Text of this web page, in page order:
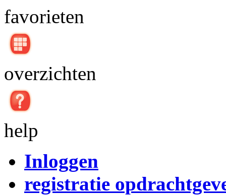
favorieten
overzichten
help
Inloggen
registratie